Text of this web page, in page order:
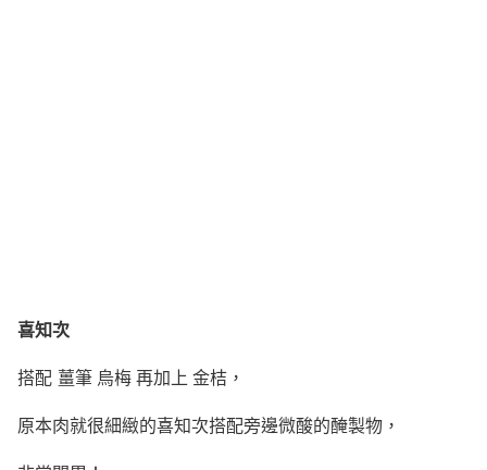
喜知次
搭配 薑筆 烏梅 再加上 金桔，
原本肉就很細緻的喜知次搭配旁邊微酸的醃製物，